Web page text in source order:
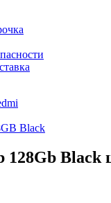
Black
128Gb Black